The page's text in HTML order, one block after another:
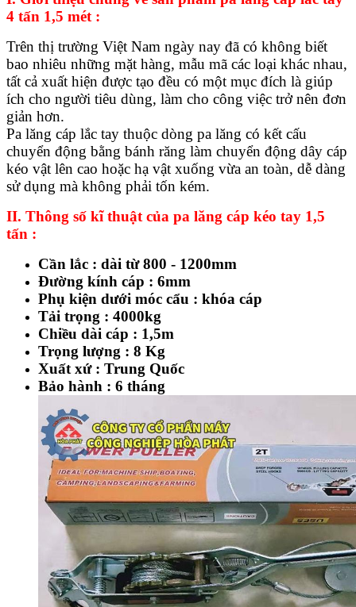
4 tấn 1,5 mét :
Trên thị trường Việt Nam ngày nay đã có không biết
bao nhiêu những mặt hàng, mẫu mã các loại khác nhau,
tất cả xuất hiện được tạo đều có một mục đích là giúp
ích cho người tiêu dùng, làm cho công việc trở nên đơn
giản hơn.
Pa lăng cáp lắc tay thuộc dòng pa lăng có kết cấu
chuyển động bằng bánh răng làm chuyển động dây cáp
kéo vật lên cao hoặc hạ vật xuống vừa an toàn, dễ dàng
sử dụng mà không phải tốn kém.
II. Thông số kĩ thuật của pa lăng cáp kéo tay 1,5
tấn :
Cần lắc : dài từ 800 - 1200mm
Đường kính cáp : 6mm
Phụ kiện dưới móc cẩu : khóa cáp
Tải trọng : 4000kg
Chiều dài cáp : 1,5m
Trọng lượng : 8 Kg
Xuất xứ : Trung Quốc
Bảo hành : 6 tháng